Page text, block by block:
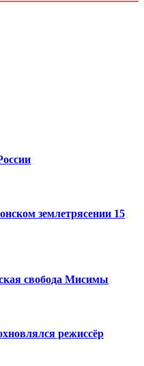
землетрясении 15
свобода Мисимы
режиссёр